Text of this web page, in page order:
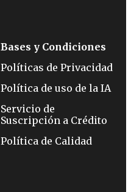
Bases y Condiciones
Políticas de Privacidad
Política de uso de la IA
Servicio de
Suscripción a Crédito
Política de Calidad